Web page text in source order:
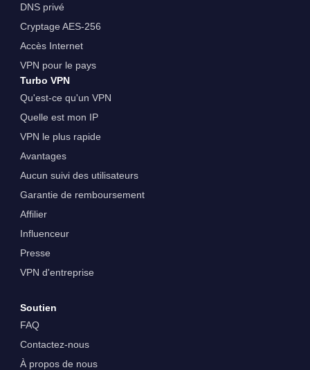
DNS privé
Cryptage AES-256
Accès Internet
VPN pour le pays
Turbo VPN
Qu'est-ce qu'un VPN
Quelle est mon IP
VPN le plus rapide
Avantages
Aucun suivi des utilisateurs
Garantie de remboursement
Affilier
Influenceur
Presse
VPN d'entreprise
Soutien
FAQ
Contactez-nous
À propos de nous